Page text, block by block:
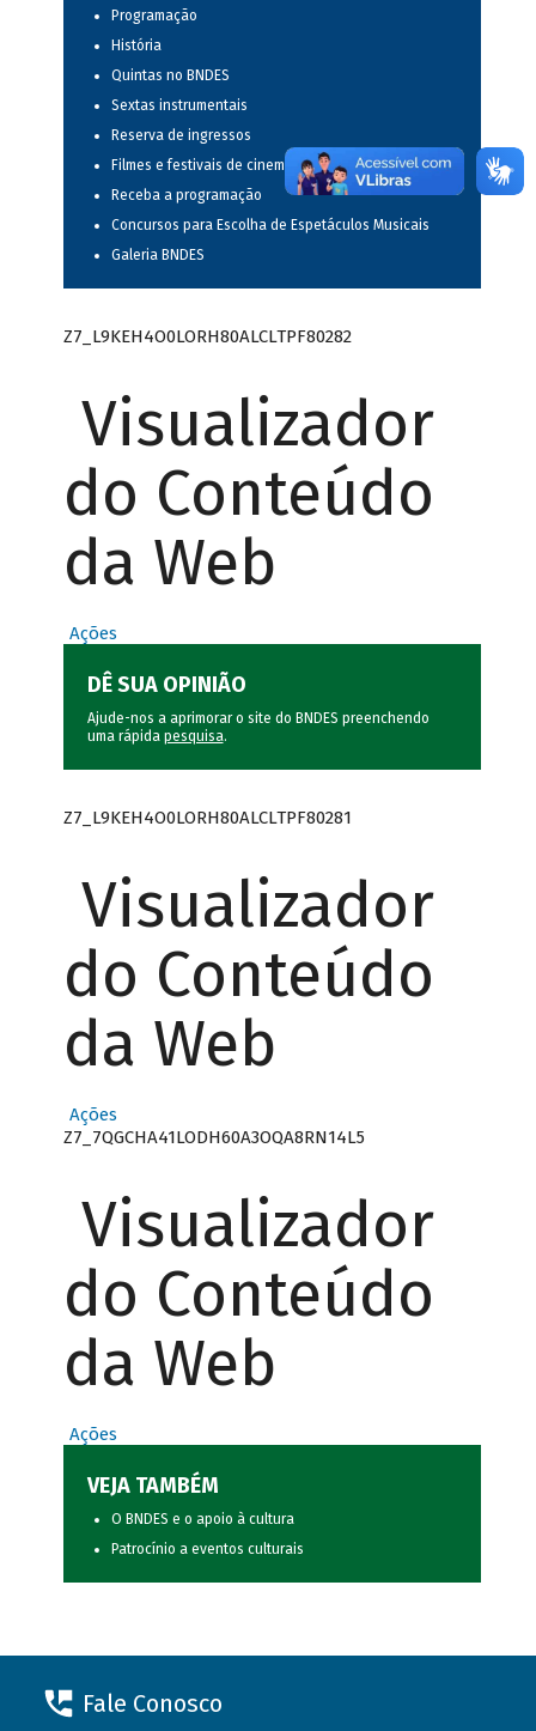
Programação
História
Quintas no BNDES
Sextas instrumentais
Reserva de ingressos
Filmes e festivais de cinema
Receba a programação
Concursos para Escolha de Espetáculos Musicais
Galeria BNDES
Z7_L9KEH4O0LORH80ALCLTPF80282
Visualizador
do Conteúdo
da Web
Ações
DÊ SUA OPINIÃO
Ajude-nos a aprimorar o site do BNDES preenchendo
uma rápida pesquisa.
Z7_L9KEH4O0LORH80ALCLTPF80281
Visualizador
do Conteúdo
da Web
Ações
Z7_7QGCHA41LODH60A3OQA8RN14L5
Visualizador
do Conteúdo
da Web
Ações
VEJA TAMBÉM
O BNDES e o apoio à cultura
Patrocínio a eventos culturais
Fale Conosco